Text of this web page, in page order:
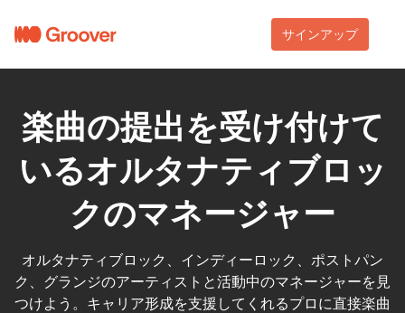
サインアップ
楽曲の提出を受け付けて
いるオルタナティブロッ
クのマネージャー
オルタナティブロック、インディーロック、ポストパン
ク、グランジのアーティストと活動中のマネージャーを見
つけよう。キャリア形成を支援してくれるプロに直接楽曲